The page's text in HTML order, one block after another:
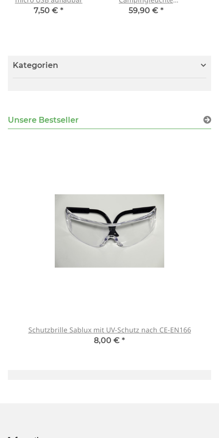
7,50 € *
schwarz
59,90 € *
Kategorien
Unsere Bestseller
Schutzbrille Sablux mit UV-Schutz nach CE-EN166
8,00 € *